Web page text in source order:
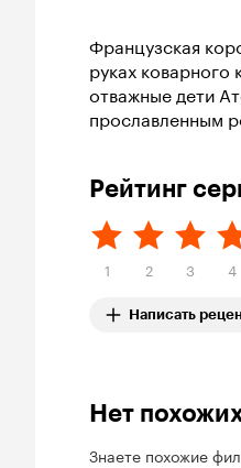
Французская
руках
отважные дети
прославленным
Рейтинг
1 2 3 4
Написать
Нет
Знаете похожие